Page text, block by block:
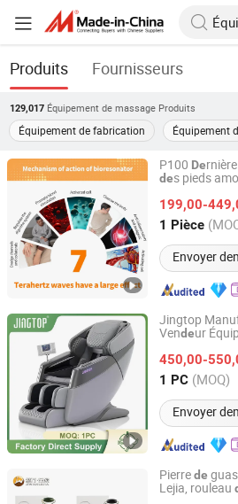
Produits Fournisseurs
129,017 Équipement de massage Produits
Équipement de fabrication Équipement
P100 Dernière
des pieds
199,00-
1 Pièce
Envoyer
Shenzhen Guangyang Zhongkang
Guangdong, China
Jingtop
Vendeur
Massagerde
450,00-
1 PC (MOQ)
Envoyer
Fujian Jingtuo Health Technology
Fujian, China Depuis
Pierrede
Lejia, rouleau
Anshan Jiwan Jade Mattress Co.,